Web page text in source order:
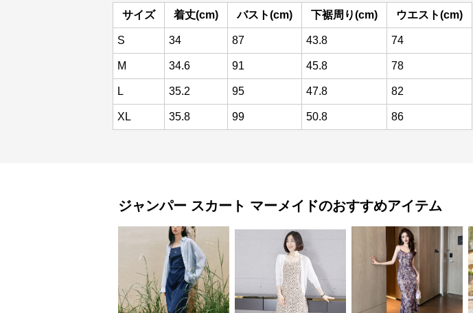
サイズ 着丈(cm) バスト(cm) 下裾周り(cm) ウエスト(cm)
S 34 87 43.8 74
M 34.6 91 45.8 78
L 35.2 95 47.8 82
XL 35.8 99 50.8 86
ジャンパー スカート マーメイドのおすすめアイテム